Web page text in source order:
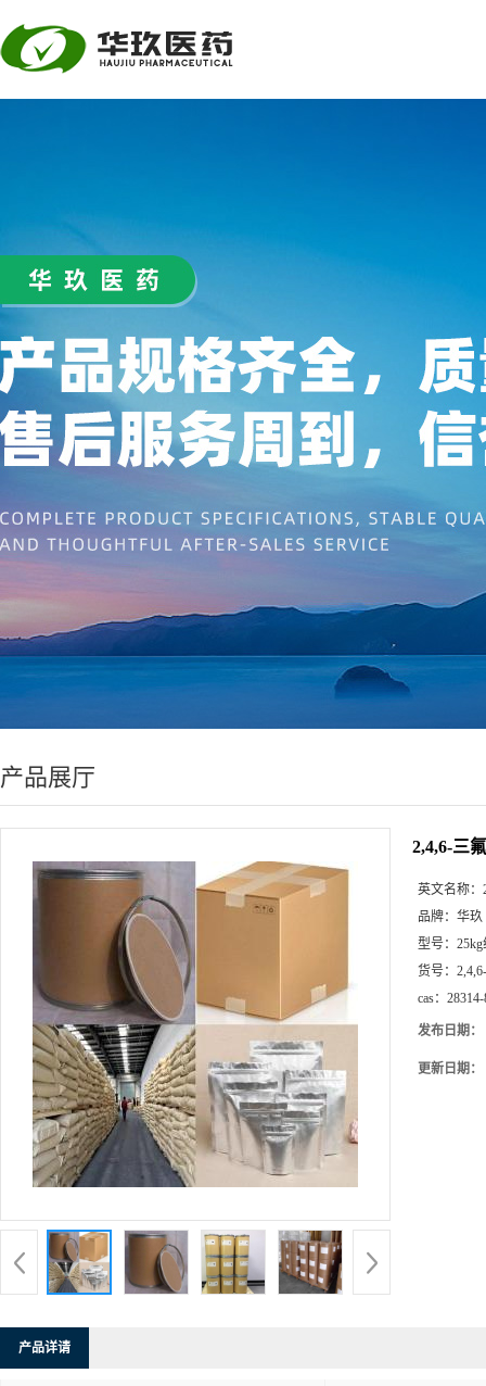
产品展厅
2,4,6-三
英文名称：
品牌： 华玖
型号：
货号：
cas：
发布日期：
更新日期：
产品详请